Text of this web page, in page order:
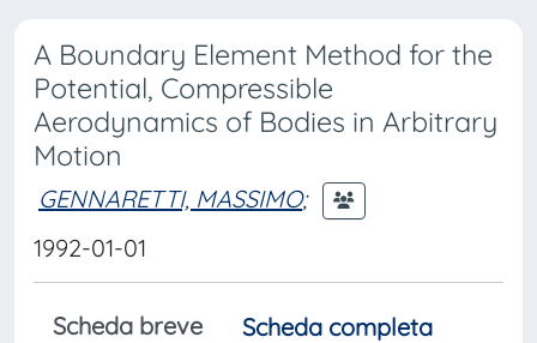
A Boundary Element Method for the
Potential, Compressible
Aerodynamics of Bodies in Arbitrary
Motion
GENNARETTI, MASSIMO;
1992-01-01
Scheda breve
Scheda completa